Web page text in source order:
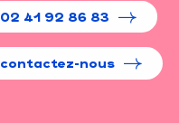
02 41 92 86 83
contactez-nous